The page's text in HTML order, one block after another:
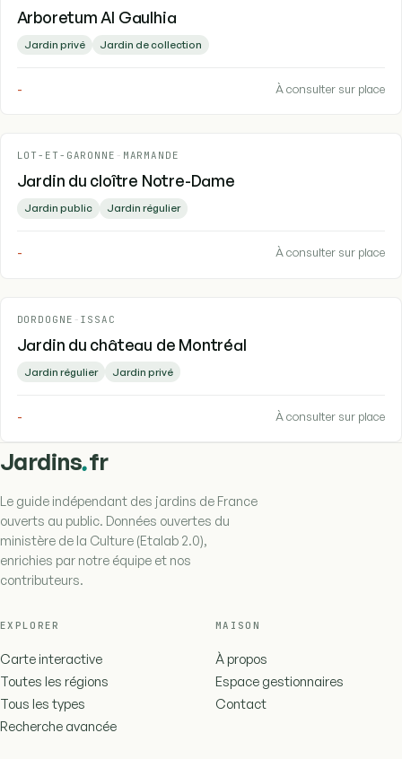
Arboretum Al Gaulhia
Jardin privé Jardin de collection
- À consulter sur place
LOT-ET-GARONNE - MARMANDE
Jardin du cloître Notre-Dame
Jardin public Jardin régulier
- À consulter sur place
DORDOGNE - ISSAC
Jardin du château de Montréal
Jardin régulier Jardin privé
- À consulter sur place
Jardins.fr
Le guide indépendant des jardins de France
ouverts au public. Données ouvertes du
ministère de la Culture (Etalab 2.0),
enrichies par notre équipe et nos
contributeurs.
EXPLORER
Carte interactive
Toutes les régions
Tous les types
Recherche avancée
MAISON
À propos
Espace gestionnaires
Contact